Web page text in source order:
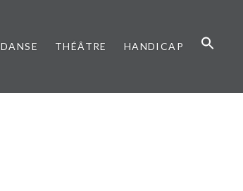
DANSE THÉÂTRE HANDICAP